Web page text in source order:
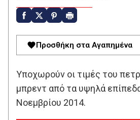
Προσθήκη στα Αγαπημένα
Υποχωρούν οι τιμές του
μπρεντ από τα υψηλά
Νοεμβρίου 2014.